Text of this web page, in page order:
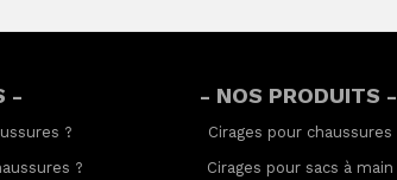
-
?
?
- NOS PRODUITS -
Cirages pour chaussures
Cirages pour sacs à main